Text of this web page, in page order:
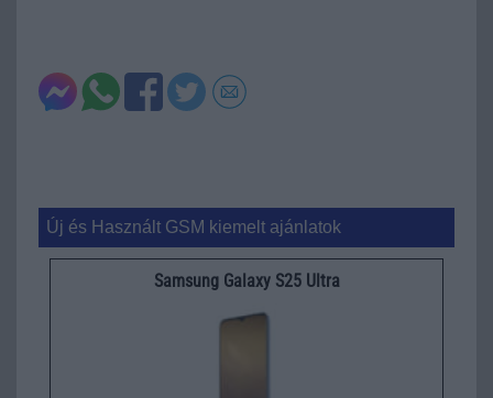
Új és Használt GSM kiemelt ajánlatok
Samsung Galaxy S25 Ultra